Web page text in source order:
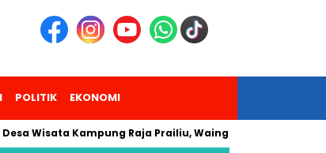
POLITIK EKONOMI
Kampung Raja Prailiu, Waingapu!